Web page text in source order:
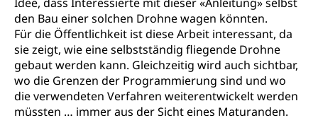
den Bau einer solchen Drohne wagen könnten.
Für die Öffentlichkeit ist diese Arbeit interessant, da
sie zeigt, wie eine selbstständig fliegende Drohne
gebaut werden kann. Gleichzeitig wird auch sichtbar,
wo die Grenzen der Programmierung sind und wo
die verwendeten Verfahren weiterentwickelt werden
müssten … immer aus der Sicht eines Maturanden.
Amt für Migration
Ausweise und Bescheinigungen
Reisepass, Identitätskarte, Visum, Geburtsurkunde
Jagdausweis, Fischereiausweis
Strafregisterauszug bestellen
Einbürgerung
Nationalität, Staatsangehörigkeit,
Staatsbürgerschaft, Bürgerrecht, Erwerb des